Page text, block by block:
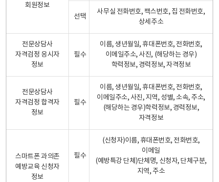
회원정보
선택
사무실 전화번호, 팩스번호, 집 전화번호,
상세주소
전문상담사
자격검정 응시자
정보
필수
이름, 생년월일, 휴대폰번호, 전화번호,
이메일주소, 사진, (해당하는 경우)
학력정보, 경력정보, 자격정보
전문상담사
자격검정 합격자
정보
필수
이름, 생년월일, 휴대폰번호, 전화번호,
이메일주소, 사진, 지역, 성별, 소속, 주소,
(해당하는 경우)학력정보, 경력정보,
자격정보
스마트폰 과의존
예방교육 신청자
정보
필수
(신청자)이름, 휴대폰번호, 전화번호,
이메일
(예방특강 단체)단체명, 신청자, 단체구분,
지역, 주소